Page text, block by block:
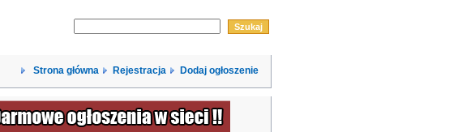
Strona główna Rejestracja Dodaj ogłoszenie